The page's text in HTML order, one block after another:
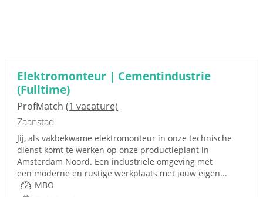
Elektromonteur | Cementindustrie
(Fulltime)
ProfMatch (1 vacature)
Zaanstad
Jij, als vakbekwame elektromonteur in onze technische
dienst komt te werken op onze productieplant in
Amsterdam Noord. Een industriële omgeving met
een moderne en rustige werkplaats met jouw eigen...
MBO